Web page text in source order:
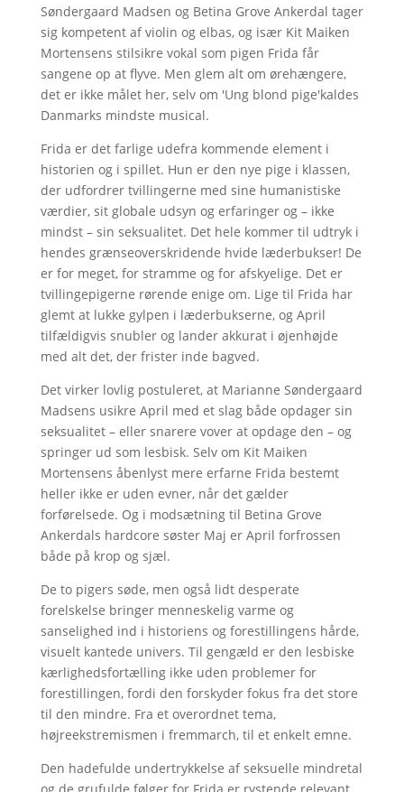
Søndergaard Madsen og Betina Grove Ankerdal tager
sig kompetent af violin og elbas, og især Kit Maiken
Mortensens stilsikre vokal som pigen Frida får
sangene op at flyve. Men glem alt om ørehængere,
det er ikke målet her, selv om 'Ung blond pige'kaldes
Danmarks mindste musical.
Frida er det farlige udefra kommende element i
historien og i spillet. Hun er den nye pige i klassen,
der udfordrer tvillingerne med sine humanistiske
værdier, sit globale udsyn og erfaringer og – ikke
mindst – sin seksualitet. Det hele kommer til udtryk i
hendes grænseoverskridende hvide læderbukser! De
er for meget, for stramme og for afskyelige. Det er
tvillingepigerne rørende enige om. Lige til Frida har
glemt at lukke gylpen i læderbukserne, og April
tilfældigvis snubler og lander akkurat i øjenhøjde
med alt det, der frister inde bagved.
Det virker lovlig postuleret, at Marianne Søndergaard
Madsens usikre April med et slag både opdager sin
seksualitet – eller snarere vover at opdage den – og
springer ud som lesbisk. Selv om Kit Maiken
Mortensens åbenlyst mere erfarne Frida bestemt
heller ikke er uden evner, når det gælder
forførelsede. Og i modsætning til Betina Grove
Ankerdals hardcore søster Maj er April forfrossen
både på krop og sjæl.
De to pigers søde, men også lidt desperate
forelskelse bringer menneskelig varme og
sanselighed ind i historiens og forestillingens hårde,
visuelt kantede univers. Til gengæld er den lesbiske
kærlighedsfortælling ikke uden problemer for
forestillingen, fordi den forskyder fokus fra det store
til den mindre. Fra et overordnet tema,
højreekstremismen i fremmarch, til et enkelt emne.
Den hadefulde undertrykkelse af seksuelle mindretal